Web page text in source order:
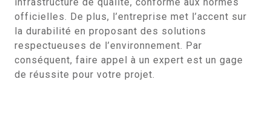
officielles. De plus, l’entreprise met l’accent sur
la durabilité en proposant des solutions
respectueuses de l’environnement. Par
conséquent, faire appel à un expert est un gage
de réussite pour votre projet.